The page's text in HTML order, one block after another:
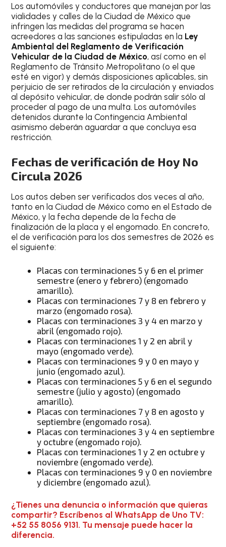
Los automóviles y conductores que manejan por las
vialidades y calles de la Ciudad de México que
infringen las medidas del programa se hacen
acreedores a las sanciones estipuladas en la Ley
Ambiental del Reglamento de Verificación
Vehicular de la Ciudad de México, así como en el
Reglamento de Tránsito Metropolitano (o el que
esté en vigor) y demás disposiciones aplicables, sin
perjuicio de ser retirados de la circulación y enviados
al depósito vehicular, de donde podrán salir sólo al
proceder al pago de una multa. Los automóviles
detenidos durante la Contingencia Ambiental
asimismo deberán aguardar a que concluya esa
restricción.
Fechas de verificación de Hoy No
Circula 2026
Los autos deben ser verificados dos veces al año,
tanto en la Ciudad de México como en el Estado de
México, y la fecha depende de la fecha de
finalización de la placa y el engomado. En concreto,
el de verificación para los dos semestres de 2026 es
el siguiente:
Placas con terminaciones 5 y 6 en el primer
semestre (enero y febrero) (engomado
amarillo).
Placas con terminaciones 7 y 8 en febrero y
marzo (engomado rosa).
Placas con terminaciones 3 y 4 en marzo y
abril (engomado rojo).
Placas con terminaciones 1 y 2 en abril y
mayo (engomado verde).
Placas con terminaciones 9 y 0 en mayo y
junio (engomado azul).
Placas con terminaciones 5 y 6 en el segundo
semestre (julio y agosto) (engomado
amarillo).
Placas con terminaciones 7 y 8 en agosto y
septiembre (engomado rosa).
Placas con terminaciones 3 y 4 en septiembre
y octubre (engomado rojo).
Placas con terminaciones 1 y 2 en octubre y
noviembre (engomado verde).
Placas con terminaciones 9 y 0 en noviembre
y diciembre (engomado azul).
¿Tienes una denuncia o información que quieras
compartir? Escríbenos al WhatsApp de Uno TV:
+52 55 8056 9131. Tu mensaje puede hacer la
diferencia.